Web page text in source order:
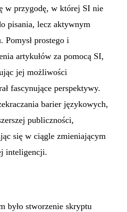
w przygodę, w której SI nie
pisania, lecz aktywnym
Pomysł prostego i
artykułów za pomocą SI,
jej możliwości
fascynujące perspektywy.
barier językowych,
publiczności,
się w ciągle zmieniającym
inteligencji.
było stworzenie skryptu